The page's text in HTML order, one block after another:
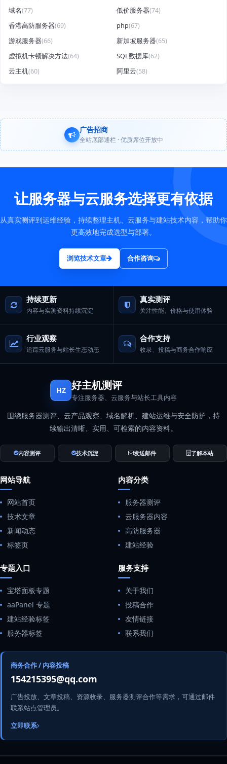
域名(77) 低价服务器(74)
香港高防服务器(69) php(67)
游戏服务器(66) 新加坡服务器(65)
虚拟机卡顿解决方法(64) SQL数据库(62)
云主机(60) 阿里云(58)
广告招商
全站底部通栏 · 优质席位开放中
让服务器与云服务选择更有依据
从真实测评到运维经验，持续整理主机、云服务与建站技术内容，帮助你
更高效地完成选型与部署。
浏览技术文章 合作咨询
持续更新
内容与实测资料持续沉淀
真实测评
关注性能、价格与使用体验
行业观察
追踪云服务与站长生态动态
合作支持
收录、投稿与商务合作响应
HZ 好主机测评
专注服务器、云服务与站长工具内容
围绕服务器测评、云产品观察、域名解析、建站运维与安全防护，持
续输出清晰、实用、可检索的内容资料。
内容测评 技术沉淀 发送邮件 了解本站
网站导航
网站首页
技术文章
新闻动态
标签页
内容分类
服务器测评
云服务器内容
高防服务器
建站经验
专题入口
宝塔面板专题
aaPanel 专题
建站经验标签
服务器标签
服务支持
关于我们
投稿合作
友情链接
联系我们
商务合作 / 内容投稿
154215395@qq.com
广告投放、文章投稿、资源收录、服务器测评合作等需求，可通过邮件
联系站点管理员。
立即联系